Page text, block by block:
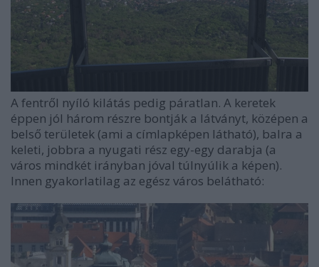
A fentről nyíló kilátás pedig páratlan. A keretek
éppen jól három részre bontják a látványt, középen a
belső területek (ami a címlapképen látható), balra a
keleti, jobbra a nyugati rész egy-egy darabja (a
város mindkét irányban jóval túlnyúlik a képen).
Innen gyakorlatilag az egész város belátható: